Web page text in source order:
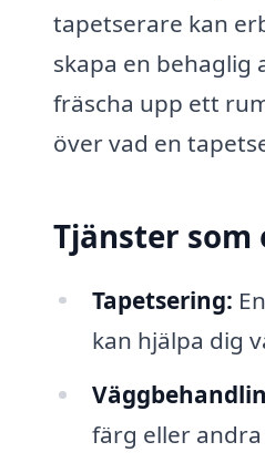
tapetserare kan
skapa en
fräscha upp ett
över vad en
Tjänster
Tapetsering:
kan hjälpa dig
färg eller